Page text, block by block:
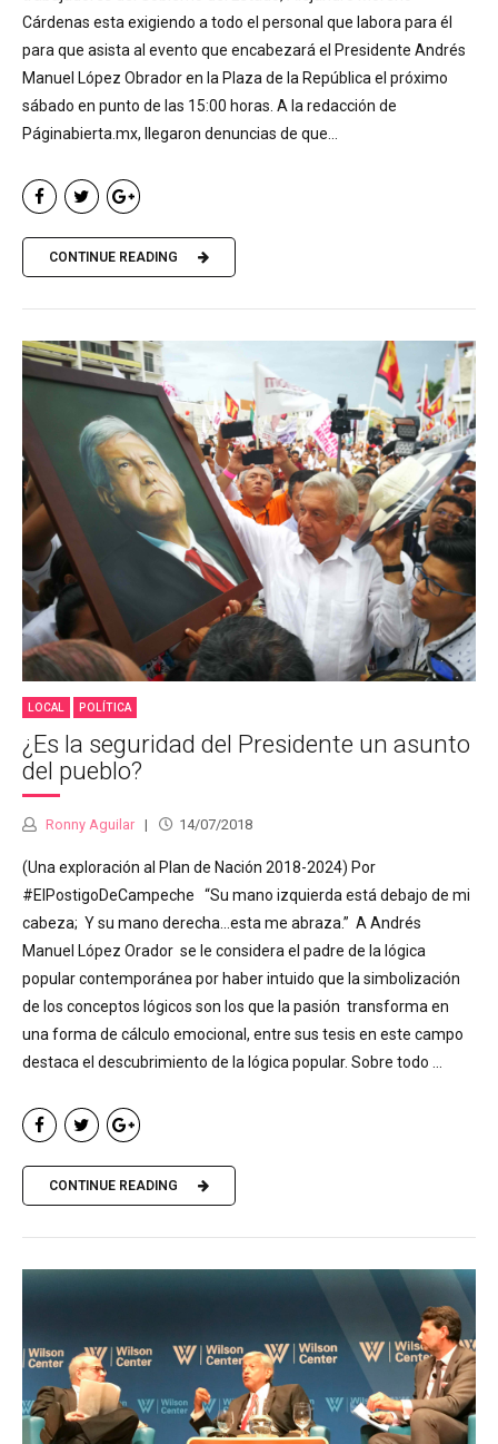
Cárdenas esta exigiendo a todo el personal que labora para él
para que asista al evento que encabezará el Presidente Andrés
Manuel López Obrador en la Plaza de la República el próximo
sábado en punto de las 15:00 horas. A la redacción de
Páginabierta.mx, llegaron denuncias de que...
CONTINUE READING
LOCAL POLÍTICA
¿Es la seguridad del Presidente un asunto
del pueblo?
Ronny Aguilar 14/07/2018
(Una exploración al Plan de Nación 2018-2024) Por
#ElPostigoDeCampeche “Su mano izquierda está debajo de mi
cabeza; Y su mano derecha…esta me abraza.” A Andrés
Manuel López Orador se le considera el padre de la lógica
popular contemporánea por haber intuido que la simbolización
de los conceptos lógicos son los que la pasión transforma en
una forma de cálculo emocional, entre sus tesis en este campo
destaca el descubrimiento de la lógica popular. Sobre todo ...
CONTINUE READING